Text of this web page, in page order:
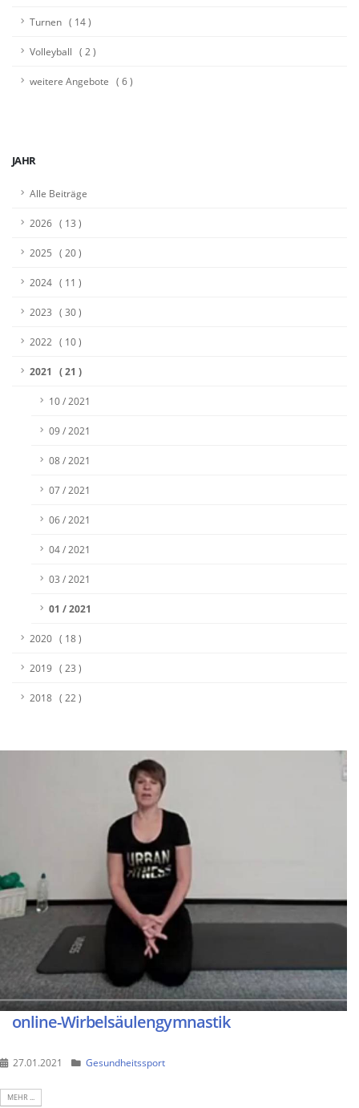
Turnen ( 14 )
Volleyball ( 2 )
weitere Angebote ( 6 )
JAHR
Alle Beiträge
2026 ( 13 )
2025 ( 20 )
2024 ( 11 )
2023 ( 30 )
2022 ( 10 )
2021 ( 21 )
10 / 2021
09 / 2021
08 / 2021
07 / 2021
06 / 2021
04 / 2021
03 / 2021
01 / 2021
2020 ( 18 )
2019 ( 23 )
2018 ( 22 )
online-Wirbelsäulengymnastik
27.01.2021 Gesundheitssport
MEHR ...